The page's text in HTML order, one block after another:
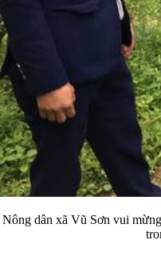
Nông dân xã Vũ Sơn vui